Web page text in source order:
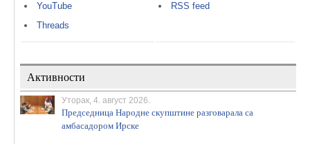
YouTube
Threads
RSS feed
Активности
Уторак, 4. август 2026.
Председница Народне скупштине разговарала са
амбасадором Ирске